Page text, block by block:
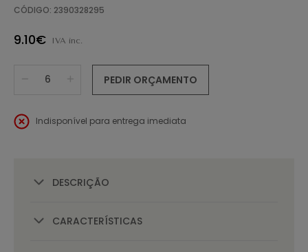
CÓDIGO: 2390328295
9.10€ IVA inc.
PEDIR ORÇAMENTO
Indisponível para entrega imediata
DESCRIÇÃO
CARACTERÍSTICAS